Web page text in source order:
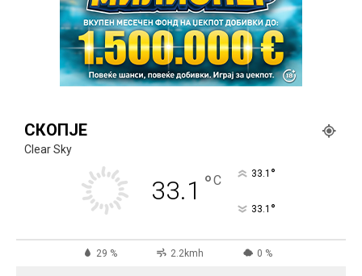
СКОПЈЕ
Clear Sky
33.1 °C 33.1 °
33.1 °
29 % 2.2kmh 0 %